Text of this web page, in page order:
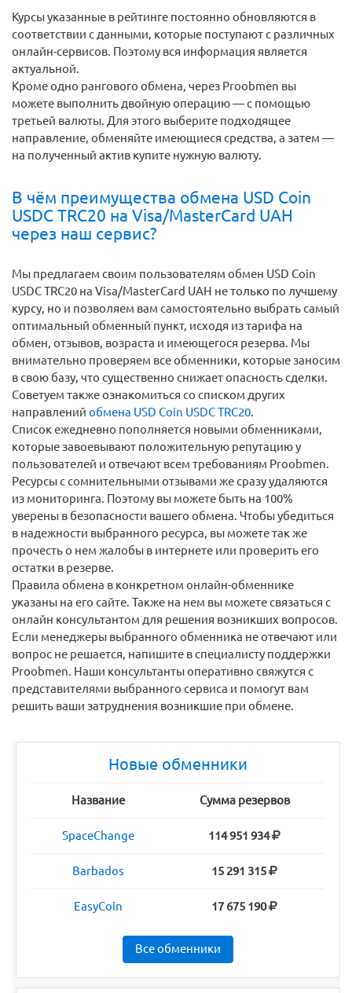
Курсы указанные в рейтинге постоянно обновляются в
соответствии с данными, которые поступают с различных
онлайн-сервисов. Поэтому вся информация является
актуальной.
Кроме одно рангового обмена, через Proobmen вы
можете выполнить двойную операцию — с помощью
третьей валюты. Для этого выберите подходящее
направление, обменяйте имеющиеся средства, а затем —
на полученный актив купите нужную валюту.
В чём преимущества обмена USD Coin
USDC TRC20 на Visa/MasterCard UAH
через наш сервис?
Мы предлагаем своим пользователям обмен USD Coin
USDC TRC20 на Visa/MasterCard UAH не только по лучшему
курсу, но и позволяем вам самостоятельно выбрать самый
оптимальный обменный пункт, исходя из тарифа на
обмен, отзывов, возраста и имеющегося резерва. Мы
внимательно проверяем все обменники, которые заносим
в свою базу, что существенно снижает опасность сделки.
Советуем также ознакомиться со списком других
направлений обмена USD Coin USDC TRC20.
Список ежедневно пополняется новыми обменниками,
которые завоевывают положительную репутацию у
пользователей и отвечают всем требованиям Proobmen.
Ресурсы с сомнительными отзывами же сразу удаляются
из мониторинга. Поэтому вы можете быть на 100%
уверены в безопасности вашего обмена. Чтобы убедиться
в надежности выбранного ресурса, вы можете так же
прочесть о нем жалобы в интернете или проверить его
остатки в резерве.
Правила обмена в конкретном онлайн-обменнике
указаны на его сайте. Также на нем вы можете связаться с
онлайн консультантом для решения возникших вопросов.
Если менеджеры выбранного обменника не отвечают или
вопрос не решается, напишите в специалисту поддержки
Proobmen. Наши консультанты оперативно свяжутся с
представителями выбранного сервиса и помогут вам
решить ваши затруднения возникшие при обмене.
Новые обменники
Название Сумма резервов
SpaceChange 114 951 934
Barbados 15 291 315
EasyCoin 17 675 190
Все обменники